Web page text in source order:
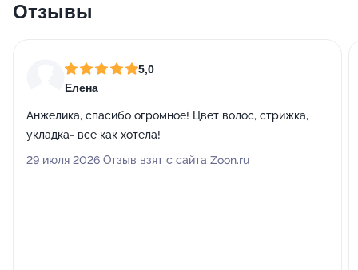
Отзывы
5,0
Елена
Анжелика, спасибо огромное! Цвет волос, стрижка,
укладка- всё как хотела!
29 июля 2026 Отзыв взят с сайта Zoon.ru